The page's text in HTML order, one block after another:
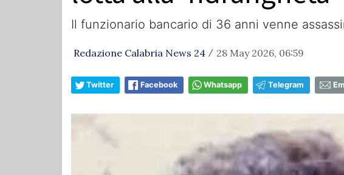
Il funzionario bancario di 36 anni venne
Redazione Calabria News 24 / 28 May 2026, 06:59
Twitter Facebook Whatsapp Telegram